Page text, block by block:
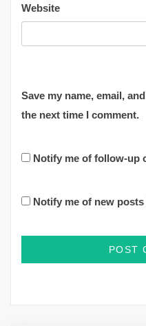
Website
Save my name, email,
the next time I comment.
Notify me of follow-up
Notify me of new posts